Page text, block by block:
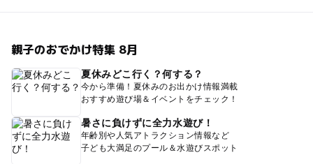
親子のおでかけ特集 8月
夏休みどこ行く？何する？
今から準備！夏休みのお出かけ情報満載
おすすめ遊び場＆イベントをチェック！
暑さに負けずに全力水遊び！
年齢別や人気アトラクション情報など
子ども大満足のプール＆水遊びスポット